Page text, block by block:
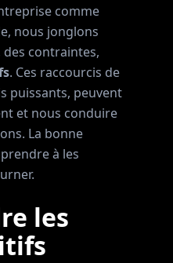
comme
nous jonglons
contraintes,
. Ces raccourcis de
puissants, peuvent
et nous conduire
La bonne
à les
les